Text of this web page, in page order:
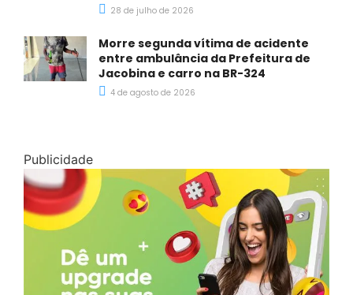
28 de julho de 2026
Morre segunda vítima de acidente
entre ambulância da Prefeitura de
Jacobina e carro na BR-324
4 de agosto de 2026
Publicidade